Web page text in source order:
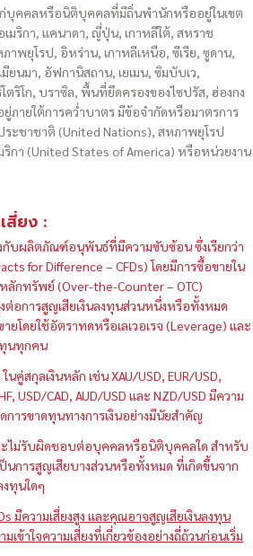
แก่บุคคลหรือนิติบุคคลที่มีถิ่นพำนักหรืออยู่ในเขต
มริกา, แคนาดา, ญี่ปุ่น, เกาหลีใต้, สหราช
าพยุโรป, อิหร่าน, เกาหลีเหนือ, ซีเรีย, ซูดาน,
มียนมา, อัฟกานิสถาน, เยเมน, ซิมบับเว,
โตริโก, บราซิล, พื้นที่ยึดครองของไซปรัส, ฮ่องกง
ภายใต้การคว่ำบาตร มีข้อจำกัดหรือมาตรการ
ะชาชาติ (United Nations), สหภาพยุโรป
กา (United States of America) หรือหน่วยงาน
สี่ยง :
งกับผลิตภัณฑ์อนุพันธ์ที่มีความซับซ้อน ซึ่งเรียกว่า
for Difference – CFDs) โดยมีการซื้อขายใน
กทรัพย์ (Over-the-Counter – OTC)
ต่อการสูญเสียเงินลงทุนส่วนหนึ่งหรือทั้งหมด
ายโดยใช้อัตราทดหรือเลเวอเรจ (Leverage) และ
ทุนทุกคน
คู่สกุลเงินหลัก เช่น XAU/USD, EUR/USD,
USD/CAD, AUD/USD และ NZD/USD มีความ
การขาดทุนทางการเงินอย่างมีนัยสำคัญ
จะไม่รับผิดชอบต่อบุคคลหรือนิติบุคคลใด สำหรับ
ป็นการสูญเสียบางส่วนหรือทั้งหมด ที่เกิดขึ้นจาก
ทุนใดๆ
มีความเสี่ยงสูง และคุณอาจสูญเสียเงินลงทุน
ข้าใจความเสี่ยงที่เกี่ยวข้องอย่างถี่ถ้วนก่อนเริ่ม